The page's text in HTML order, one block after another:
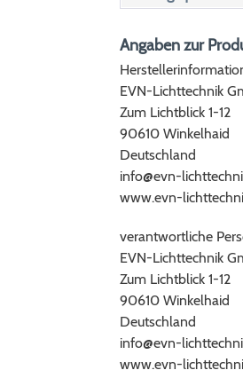
Angaben zur
EVN-Lichttechnik
Zum Lichtblick 1-12
90610 Winkelhaid
Deutschland
info@evn-
www.evn-
verantwortliche
EVN-Lichttechnik
Zum Lichtblick 1-12
90610 Winkelhaid
Deutschland
info@evn-
www.evn-